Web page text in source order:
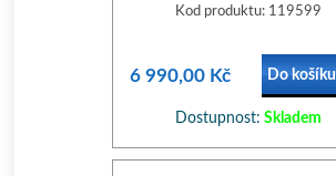
Kod produktu: 119599
6 990,00 Kč Do košíku
Dostupnost: Skladem